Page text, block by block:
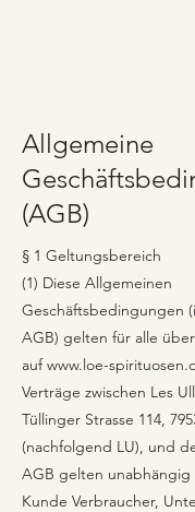
Allgemeine
(AGB)
§ 1 Geltungsbereich
(1) Diese Allgemeinen
Geschäftsbedingungen
AGB) gelten für alle
aufwww.loe-
Verträge zwischen Les
Tüllinger Strasse 114,
(nachfolgend LU), und
AGB gelten
Kunde Verbraucher,